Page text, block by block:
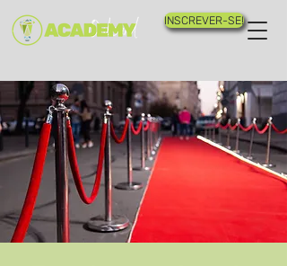
INSCREVER-SE!